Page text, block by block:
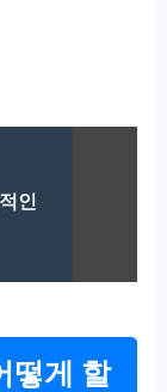
인
떻게 할